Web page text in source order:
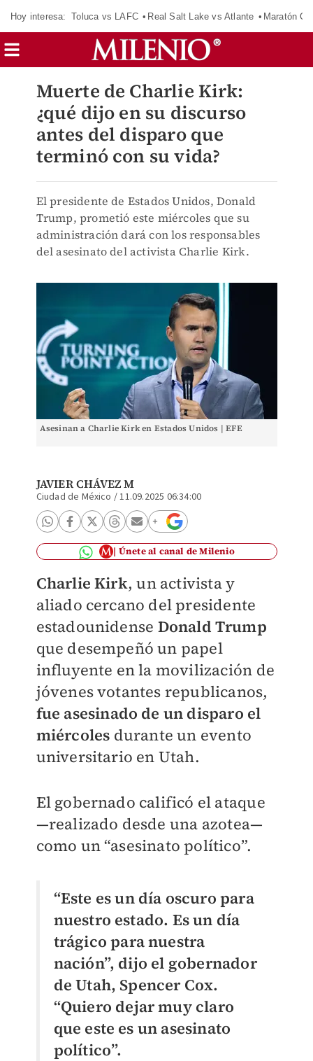
Hoy interesa: Toluca vs LAFC Real Salt Lake vs Atlante Maratón
Muerte de Charlie Kirk:
¿qué dijo en su discurso
antes del disparo que
terminó con su vida?
El presidente de Estados Unidos, Donald
Trump, prometió este miércoles que su
administración dará con los responsables
del asesinato del activista Charlie Kirk.
Asesinan a Charlie Kirk en Estados Unidos | EFE
JAVIER CHÁVEZ M
Ciudad de México /11.09.2025 06:34:00
Únete al canal de Milenio
Charlie Kirk, un activista y
aliado cercano del presidente
estadounidense Donald Trump
que desempeñó un papel
influyente en la movilización de
jóvenes votantes republicanos,
fue asesinado de un disparo el
miércoles durante un evento
universitario en Utah.
El gobernado calificó el ataque
—realizado desde una azotea—
como un “asesinato político”.
“Este es un día oscuro para
nuestro estado. Es un día
trágico para nuestra
nación”, dijo el gobernador
de Utah, Spencer Cox.
“Quiero dejar muy claro
que este es un asesinato
político”.